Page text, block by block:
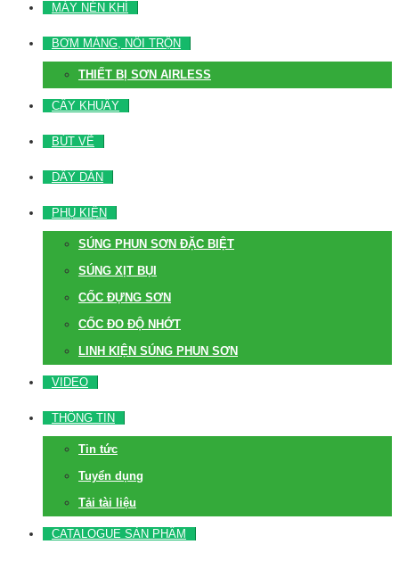
MÁY NÉN KHÍ
BƠM MÀNG, NỒI TRỘN
THIẾT BỊ SƠN AIRLESS
CÂY KHUẤY
BÚT VẼ
DÂY DẪN
PHỤ KIỆN
SÚNG PHUN SƠN ĐẶC BIỆT
SÚNG XỊT BỤI
CỐC ĐỰNG SƠN
CỐC ĐO ĐỘ NHỚT
LINH KIỆN SÚNG PHUN SƠN
VIDEO
THÔNG TIN
Tin tức
Tuyển dụng
Tải tài liệu
CATALOGUE SẢN PHẨM